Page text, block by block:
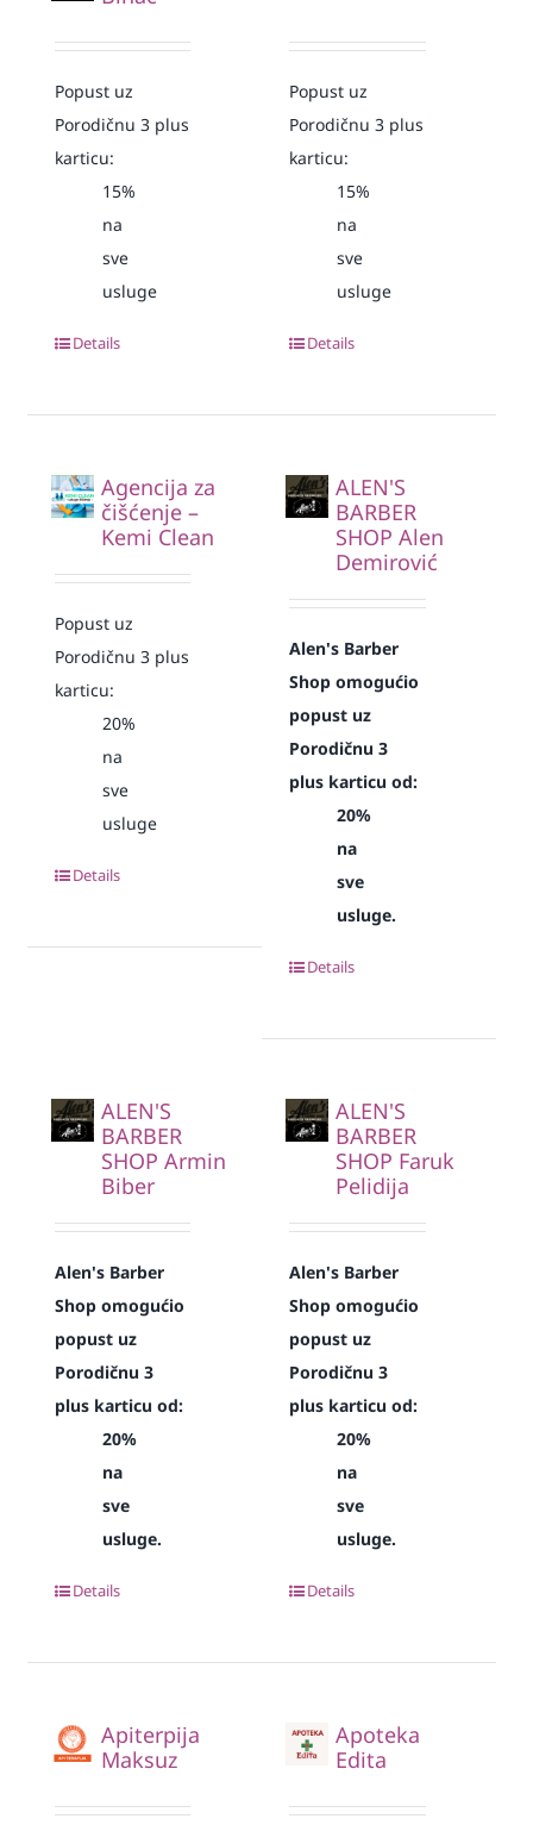
Popust uz
Porodičnu 3 plus
karticu:
15%
na
sve
usluge
Details
Popust uz
Porodičnu 3 plus
karticu:
15%
na
sve
usluge
Details
Agencija za
čišćenje –
Kemi Clean
Popust uz
Porodičnu 3 plus
karticu:
20%
na
sve
usluge
Details
ALEN'S
BARBER
SHOP Alen
Demirović
Alen's Barber
Shop omogućio
popust uz
Porodičnu 3
plus karticu od:
20%
na
sve
usluge.
Details
ALEN'S
BARBER
SHOP Armin
Biber
Alen's Barber
Shop omogućio
popust uz
Porodičnu 3
plus karticu od:
20%
na
sve
usluge.
Details
ALEN'S
BARBER
SHOP Faruk
Pelidija
Alen's Barber
Shop omogućio
popust uz
Porodičnu 3
plus karticu od:
20%
na
sve
usluge.
Details
Apiterpija
Maksuz
Apoteka
Edita